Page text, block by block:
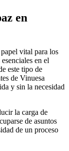
en
vital para los
en el
este tipo de
de Vinuesa
y sin la necesidad
la carga de
de asuntos
de un proceso